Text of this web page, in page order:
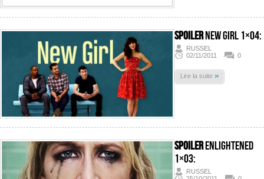
SPOILERNew Girl 1×04:
RUSSEL
02/11/2011
0
Lire la suite »
SPOILEREnlightened
1×03:
RUSSEL